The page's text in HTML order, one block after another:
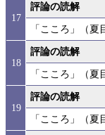
17
評論の読解
「こころ」（
18
評論の読解
「こころ」（
19
評論の読解
「こころ」（